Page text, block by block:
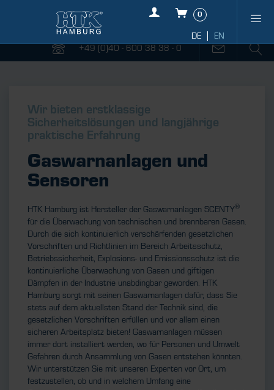
0
+49 (0)40 - 600 38 38 - 0
Wir bieten erstklassige
Sicherheitslösungen und langjährige
praktische Erfahrung
Gaswarnanlagen und
Sensoren
HTK Hamburg ist Hersteller der Gaswarnanlagen SCENTY®
für die Überwachung von technischen und brennbaren Gasen.
Durch die sich kontinuierlich verschärfenden gesetzlichen
Vorschriften und Richtlinien im Bereich Arbeitsschutz,
Betriebssicherheit, Explosions- und Emissionsschutz ist die
kontinuierliche Überwachung von Gasen und giftigen
Dämpfen in der Industrie unabdingbar geworden. HTK
Hamburg sorgt mit seinen Gaswarnanlagen dafür, dass Sie
stets auf dem aktuellsten Stand der Technik sind, die
gesetzlichen Vorschriften erfüllen und vor allem einen
sicheren Arbeitsplatz bieten! Gaswarnanlagen müssen
immer dort installiert werden, wo für Personen und Umwelt
Gefahren durch Ansammlung von Gasen entstehen könnten.
Wir unterstützen Sie mit unseren Experten vor Ort, um
festzustellen, ob und in welchem Umfang eine